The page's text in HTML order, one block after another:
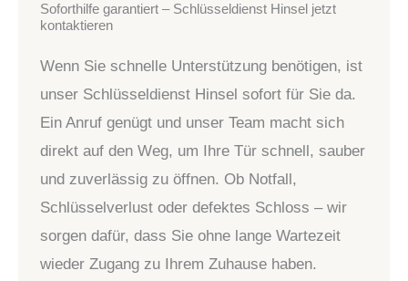
Soforthilfe garantiert – Schlüsseldienst Hinsel jetzt
kontaktieren
Wenn Sie schnelle Unterstützung benötigen, ist
unser Schlüsseldienst Hinsel sofort für Sie da.
Ein Anruf genügt und unser Team macht sich
direkt auf den Weg, um Ihre Tür schnell, sauber
und zuverlässig zu öffnen. Ob Notfall,
Schlüsselverlust oder defektes Schloss – wir
sorgen dafür, dass Sie ohne lange Wartezeit
wieder Zugang zu Ihrem Zuhause haben.